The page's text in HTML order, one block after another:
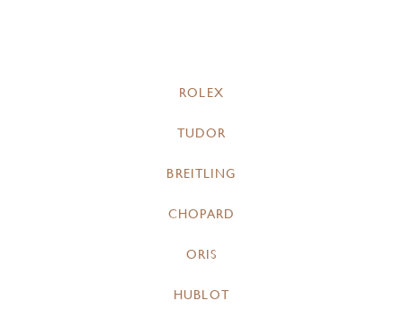
ROLEX
TUDOR
BREITLING
CHOPARD
ORIS
HUBLOT